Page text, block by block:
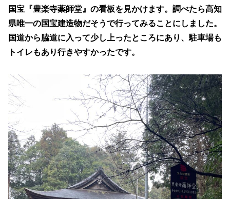
国宝『豊楽寺薬師堂』の看板を見かけます。調べたら高知
県唯一の国宝建造物だそうで行ってみることにしました。
国道から脇道に入って少し上ったところにあり、駐車場も
トイレもあり行きやすかったです。